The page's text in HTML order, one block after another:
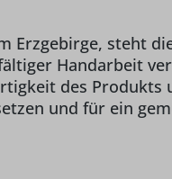
Erzgebirge, steht
Handarbeit
des
und für ein